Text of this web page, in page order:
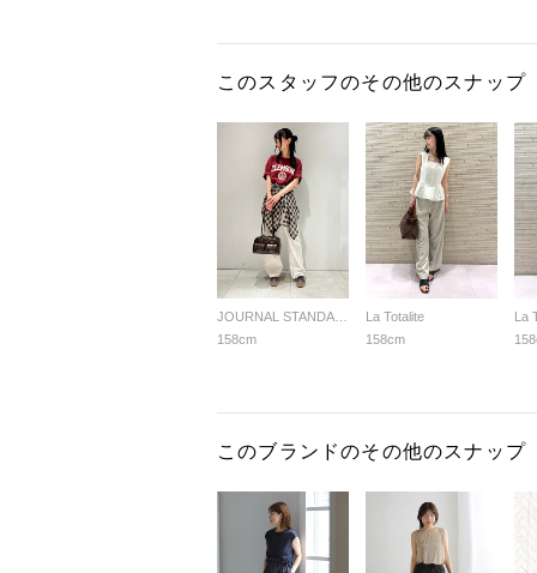
このスタッフのその他のスナップ
158cm
La Totalite
158cm
La
このブランドのその他のスナップ